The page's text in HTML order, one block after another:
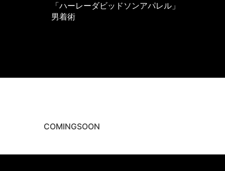
「ハーレーダビッドソンアパレル」
男着術
COMINGSOON